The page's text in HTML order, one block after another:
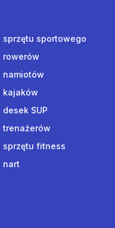
sportowego
rowerów
namiotów
kajaków
SUP
trenażerów
sprzętu fitness
nart